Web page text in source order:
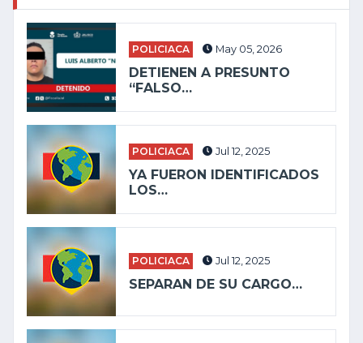
POLICIACA May 05, 2026
DETIENEN A PRESUNTO
“FALSO…
POLICIACA Jul 12, 2025
YA FUERON IDENTIFICADOS
LOS…
POLICIACA Jul 12, 2025
SEPARAN DE SU CARGO…